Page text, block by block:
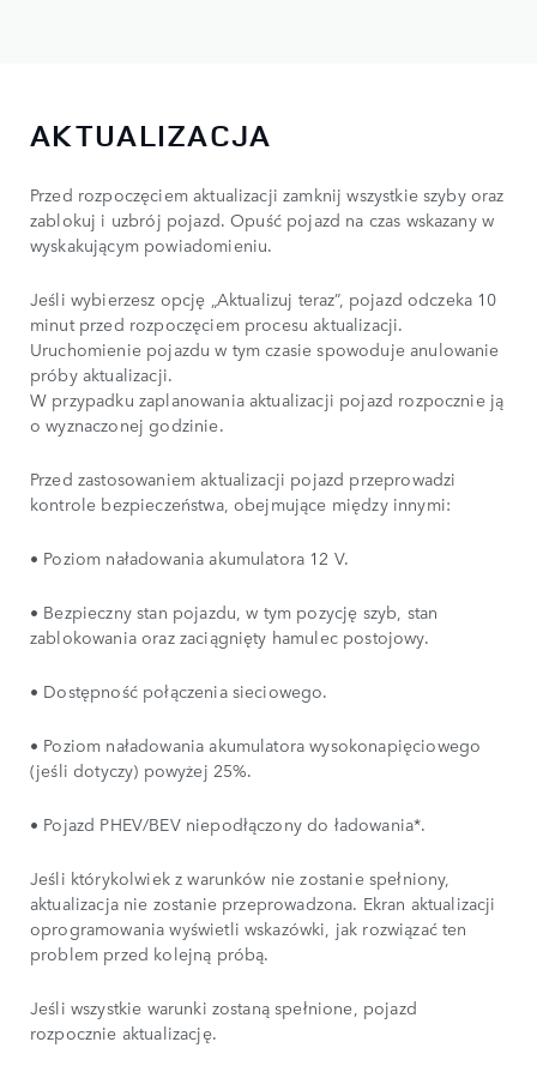
AKTUALIZACJA
Przed rozpoczęciem aktualizacji zamknij wszystkie szyby oraz
zablokuj i uzbrój pojazd. Opuść pojazd na czas wskazany w
wyskakującym powiadomieniu.
Jeśli wybierzesz opcję „Aktualizuj teraz”, pojazd odczeka 10
minut przed rozpoczęciem procesu aktualizacji.
Uruchomienie pojazdu w tym czasie spowoduje anulowanie
próby aktualizacji.
W przypadku zaplanowania aktualizacji pojazd rozpocznie ją
o wyznaczonej godzinie.
Przed zastosowaniem aktualizacji pojazd przeprowadzi
kontrole bezpieczeństwa, obejmujące między innymi:
• Poziom naładowania akumulatora 12 V.
• Bezpieczny stan pojazdu, w tym pozycję szyb, stan
zablokowania oraz zaciągnięty hamulec postojowy.
• Dostępność połączenia sieciowego.
• Poziom naładowania akumulatora wysokonapięciowego
(jeśli dotyczy) powyżej 25%.
• Pojazd PHEV/BEV niepodłączony do ładowania*.
Jeśli którykolwiek z warunków nie zostanie spełniony,
aktualizacja nie zostanie przeprowadzona. Ekran aktualizacji
oprogramowania wyświetli wskazówki, jak rozwiązać ten
problem przed kolejną próbą.
Jeśli wszystkie warunki zostaną spełnione, pojazd
rozpocznie aktualizację.